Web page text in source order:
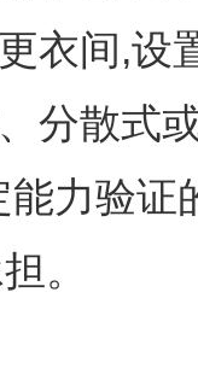
衣间,设
分散式
力验
。